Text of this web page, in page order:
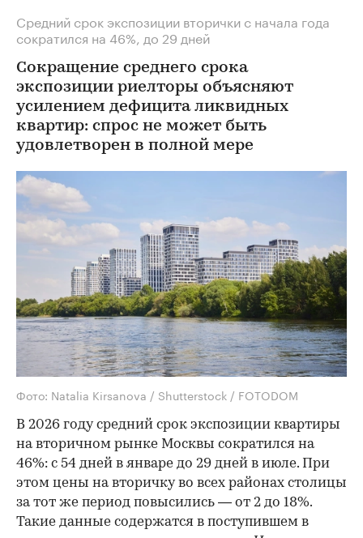
Средний срок экспозиции вторички с начала года
сократился на 46%, до 29 дней
Сокращение среднего срока
экспозиции риелторы объясняют
усилением дефицита ликвидных
квартир: спрос не может быть
удовлетворен в полной мере
Фото: Natalia Kirsanova / Shutterstock / FOTODOM
В 2026 году средний срок экспозиции квартиры
на вторичном рынке Москвы сократился на
46%: с 54 дней в январе до 29 дней в июле. При
этом цены на вторичку во всех районах столицы
за тот же период повысились — от 2 до 18%.
Такие данные содержатся в поступившем в